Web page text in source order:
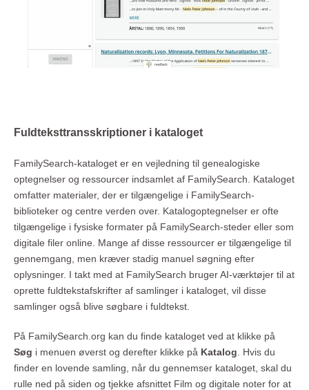
Fuldteksttransskriptioner i kataloget
FamilySearch-kataloget er en vejledning til genealogiske
optegnelser og ressourcer indsamlet af FamilySearch. Kataloget
omfatter materialer, der er tilgængelige i FamilySearch-
biblioteker og centre verden over. Katalogoptegnelser er ofte
tilgængelige i fysiske formater på FamilySearch-steder eller som
digitale filer online. Mange af disse ressourcer er tilgængelige til
gennemgang, men kræver stadig manuel søgning efter
oplysninger. I takt med at FamilySearch bruger AI-værktøjer til at
oprette fuldtekstafskrifter af samlinger i kataloget, vil disse
samlinger også blive søgbare i fuldtekst.
På FamilySearch.org kan du finde kataloget ved at klikke på
Søg i menuen øverst og derefter klikke på Katalog . Hvis du
finder en lovende samling, når du gennemser kataloget, skal du
rulle ned på siden og tjekke afsnittet Film og digitale noter for at